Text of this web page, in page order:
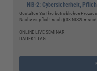
NIS-2: Cybersicherheit,
Gestalten Sie Ihre betrieblichen
Nachweispflicht nach § 38
ONLINE-LIVE-SEMINAR
DAUER 1 TAG